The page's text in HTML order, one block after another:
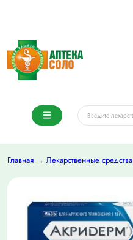
Главная → Лекарственные средства